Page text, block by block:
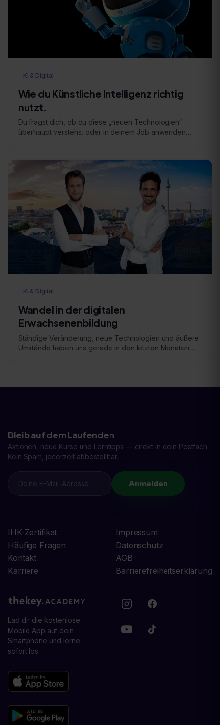
KI & Digital
Wie du Künstliche Intelligenz richtig
nutzt.
Du fragst dich, ob du diese „neuen Technologien“
überhaupt verstehst oder in deinem Job anwenden
KI & Digital
Wandel in der digitalen
Erwachsenenbildung
Ständige Veränderung, neue Technologien und äußere
Umstände haben uns gerade in den letzten Monaten
Bleib auf dem Laufenden
Aktionen, neue Kurse und Lerntipps — direkt in dein Postfach.
Kein Spam, jederzeit abbestellbar.
Anmelden
IHK-Zertifikat
Häufige Fragen
Kontakt
Karriere
Impressum
Datenschutz
AGB
Barrierefreiheitserklärung
Lad dir die kostenlose
Mobile App auf dein
Smartphone und lerne
sofort los.